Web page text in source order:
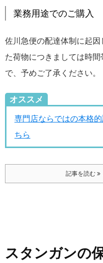
業務用途でのご購入
佐川急便の配達体制に起
た荷物につきましては時
で、予めご了承ください。
オススメ
専門店ならではの本格
ちら
記事を読む
スタンガンの